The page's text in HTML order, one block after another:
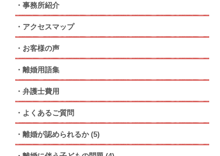
事務所紹介
アクセスマップ
お客様の声
離婚用語集
弁護士費用
よくあるご質問
離婚が認められるか (5)